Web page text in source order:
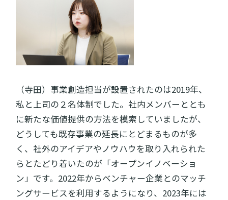
（寺田）事業創造担当が設置されたのは2019年、
私と上司の２名体制でした。社内メンバーととも
に新たな価値提供の方法を模索していましたが、
どうしても既存事業の延長にとどまるものが多
く、社外のアイデアやノウハウを取り入れられた
らとたどり着いたのが「オープンイノベーショ
ン」です。2022年からベンチャー企業とのマッチ
ングサービスを利用するようになり、2023年には